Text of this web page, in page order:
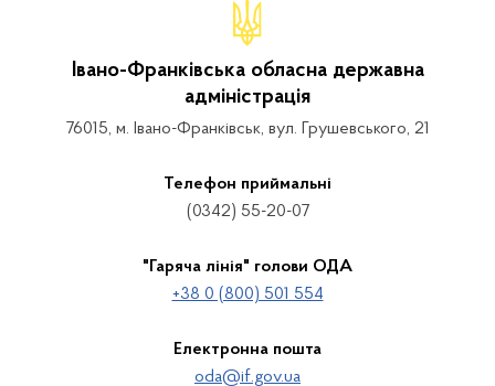
Івано-Франківська обласна державна
адміністрація
76015, м. Івано-Франківськ, вул. Грушевського, 21
Телефон приймальні
(0342) 55-20-07
"Гаряча лінія" голови ОДА
+38 0 (800) 501 554
Електронна пошта
oda@if.gov.ua